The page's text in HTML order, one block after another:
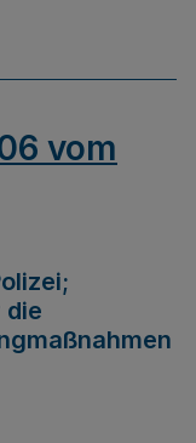
vom
die